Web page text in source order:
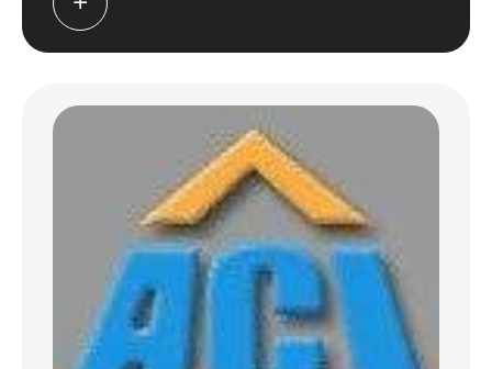
bénéficier de nombreuse dépendances
manger, une salle de bain et un WC.
A l'étage un salon et trois chambres ainsi qu'une salle
d'eau avec douche et WC.
La maison dispose d’un chauffage central au gaz
récent, et d'un poêle à granulé.
Cette maison est située dans un environnement
calme et sans vis à vis mais n'est pas isolée.